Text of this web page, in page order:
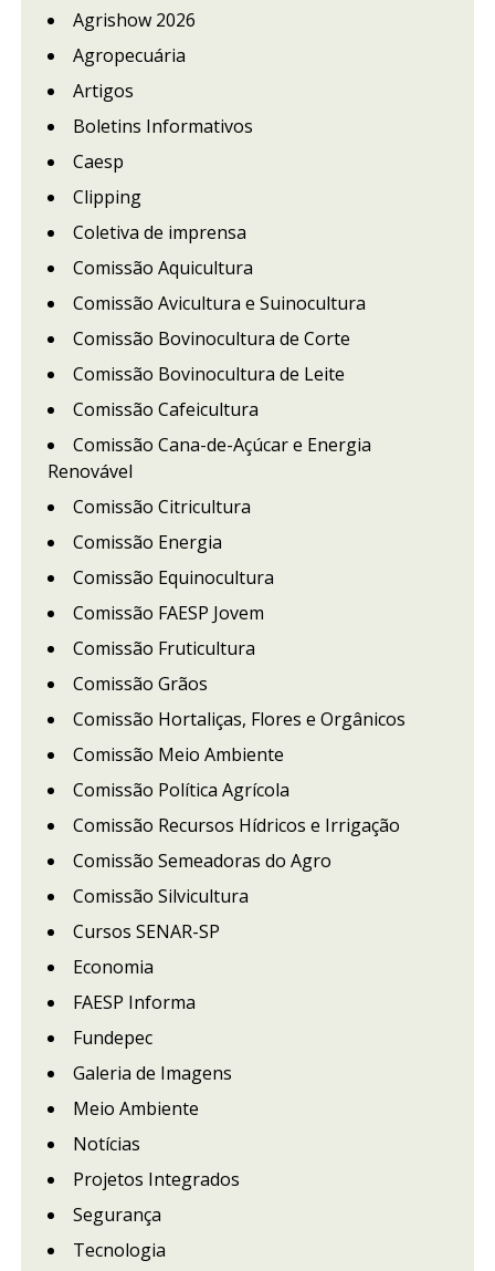
Agrishow 2026
Agropecuária
Artigos
Boletins Informativos
Caesp
Clipping
Coletiva de imprensa
Comissão Aquicultura
Comissão Avicultura e Suinocultura
Comissão Bovinocultura de Corte
Comissão Bovinocultura de Leite
Comissão Cafeicultura
Comissão Cana-de-Açúcar e Energia
Renovável
Comissão Citricultura
Comissão Energia
Comissão Equinocultura
Comissão FAESP Jovem
Comissão Fruticultura
Comissão Grãos
Comissão Hortaliças, Flores e Orgânicos
Comissão Meio Ambiente
Comissão Política Agrícola
Comissão Recursos Hídricos e Irrigação
Comissão Semeadoras do Agro
Comissão Silvicultura
Cursos SENAR-SP
Economia
FAESP Informa
Fundepec
Galeria de Imagens
Meio Ambiente
Notícias
Projetos Integrados
Segurança
Tecnologia